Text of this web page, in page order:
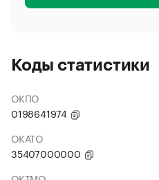
Коды статистики
ОКПО
0198641974
ОКАТО
35407000000